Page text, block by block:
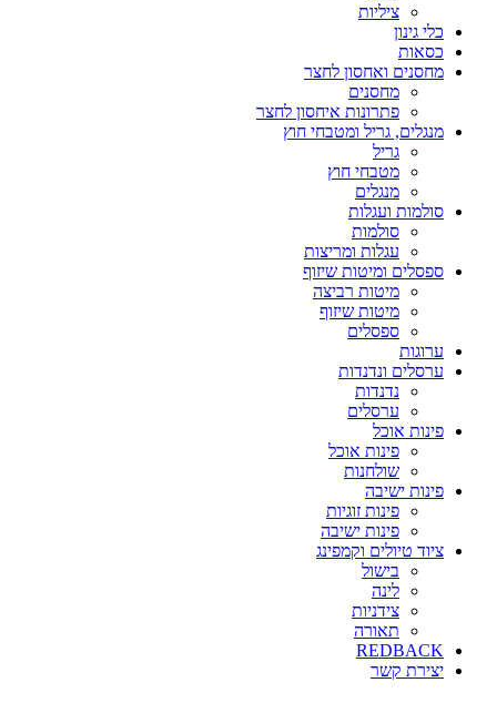
ציליות
כלי גינון
כסאות
מחסנים ואחסון לחצר
מחסנים
פתרונות איחסון לחצר
מנגלים, גריל ומטבחי חוץ
גריל
מטבחי חוץ
מנגלים
סולמות ועגלות
סולמות
עגלות ומריצות
ספסלים ומיטות שיזוף
מיטות רביצה
מיטות שיזוף
ספסלים
ערוגות
ערסלים ונדנדות
נדנדות
ערסלים
פינות אוכל
פינות אוכל
שולחנות
פינות ישיבה
פינות זוגיות
פינות ישיבה
ציוד טיולים וקמפינג
בישול
לינה
צידניות
תאורה
REDBACK
יצירת קשר